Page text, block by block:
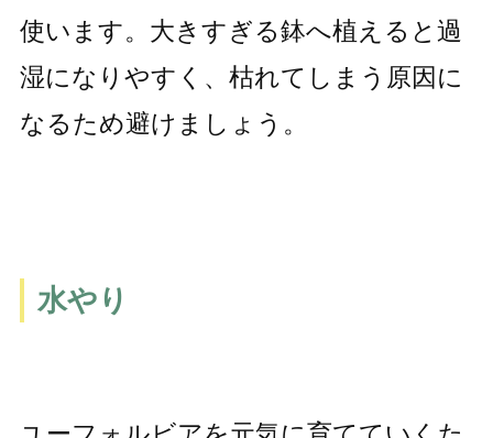
使います。大きすぎる鉢へ植えると過
湿になりやすく、枯れてしまう原因に
なるため避けましょう。
水やり